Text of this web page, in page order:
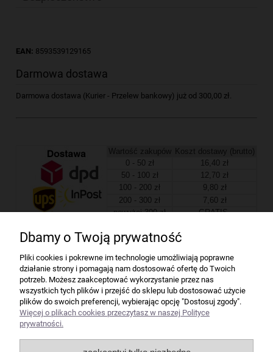
EAN: 8593539129165
Darmowa dostawa
Darmowa dostawa (Kurier - Przelew bankowy) już od 300,00 zł.
Wartość zakupów
Koszt dostawy (brutto)
0 - 50 zł
16,40 zł
50 - 100 zł
12,70 zł
100 - 200 zł
9,80 zł
200 - 300 zł
7,60 zł
powyżej 300 zł
GRATIS
Firma
Bindownice wg producentów
Niszczarki wg producentów
Dbamy o Twoją prywatność
Pliki cookies i pokrewne im technologie umożliwiają poprawne
działanie strony i pomagają nam dostosować ofertę do Twoich
potrzeb. Możesz zaakceptować wykorzystanie przez nas
wszystkich tych plików i przejść do sklepu lub dostosować użycie
plików do swoich preferencji, wybierając opcję "Dostosuj zgody".
Więcej o plikach cookies przeczytasz w naszej Polityce
prywatności.